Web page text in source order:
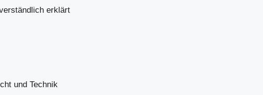
erklärt
und Technik